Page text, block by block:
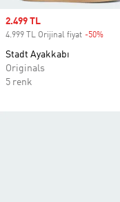
Sale price
2.499 TL
4.999 TL Orijinal fiyat -50%
Stadt Ayakkabı
Originals
5 renk